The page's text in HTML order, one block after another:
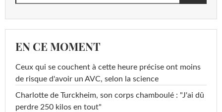
EN CE MOMENT
Ceux qui se couchent à cette heure précise ont moins
de risque d'avoir un AVC, selon la science
Charlotte de Turckheim, son corps chamboulé : "J'ai dû
perdre 250 kilos en tout"